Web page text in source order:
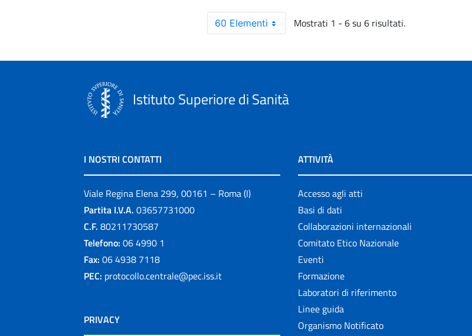
60 Elementi Mostrati 1 - 6 su 6 risultati.
Istituto Superiore di Sanità
I NOSTRI CONTATTI
Viale Regina Elena 299, 00161 – Roma (I)
Partita I.V.A. 03657731000
C.F. 80211730587
Telefono: 06 4990 1
Fax: 06 4938 7118
PEC: protocollo.centrale@pec.iss.it
PRIVACY
ATTIVITÀ
Accesso agli atti
Basi di dati
Collaborazioni internazionali
Comitato Etico Nazionale
Eventi
Formazione
Laboratori di riferimento
Linee guida
Organismo Notificato